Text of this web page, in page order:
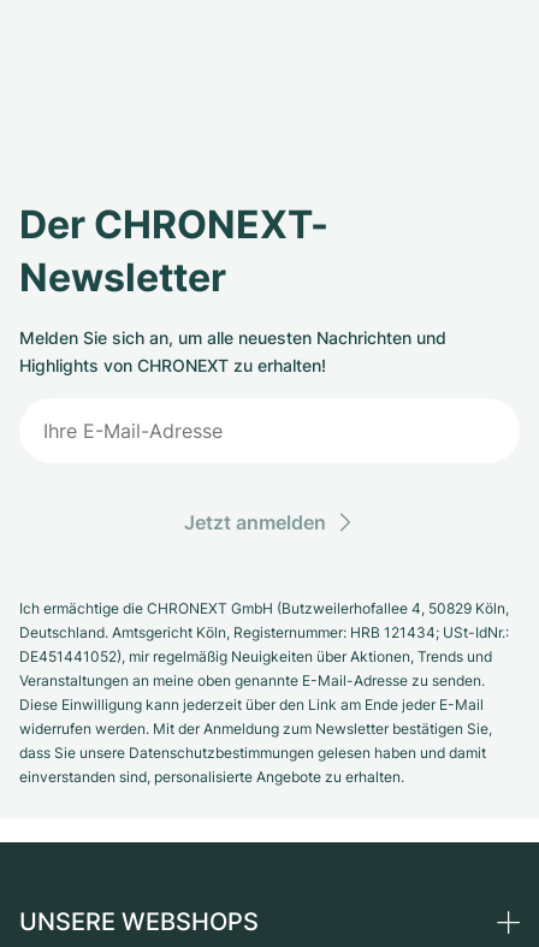
Der CHRONEXT-
Newsletter
Melden Sie sich an, um alle neuesten Nachrichten und
Highlights von CHRONEXT zu erhalten!
Jetzt anmelden
Ich ermächtige die CHRONEXT GmbH (Butzweilerhofallee 4, 50829 Köln,
Deutschland. Amtsgericht Köln, Registernummer: HRB 121434; USt-IdNr.:
DE451441052), mir regelmäßig Neuigkeiten über Aktionen, Trends und
Veranstaltungen an meine oben genannte E-Mail-Adresse zu senden.
Diese Einwilligung kann jederzeit über den Link am Ende jeder E-Mail
widerrufen werden. Mit der Anmeldung zum Newsletter bestätigen Sie,
dass Sie unsere Datenschutzbestimmungen gelesen haben und damit
einverstanden sind, personalisierte Angebote zu erhalten.
UNSERE WEBSHOPS